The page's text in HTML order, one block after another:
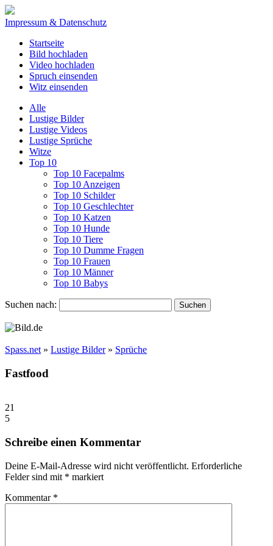
Impressum & Datenschutz
Startseite
Bild hochladen
Video hochladen
Spruch einsenden
Witz einsenden
Alle
Lustige Bilder
Lustige Videos
Lustige Sprüche
Witze
Top 10
Top 10 Facepalms
Top 10 Anzeigen
Top 10 Schilder
Top 10 Geschlechter
Top 10 Katzen
Top 10 Hunde
Top 10 Tiere
Top 10 Dumme Fragen
Top 10 Frauen
Top 10 Männer
Top 10 Babys
Suchen nach:
Spass.net » Lustige Bilder» Sprüche
Fastfood
21
5
Schreibe einen Kommentar
Deine E-Mail-Adresse wird nicht veröffentlicht. Erforderliche
Felder sind mit * markiert
Kommentar *